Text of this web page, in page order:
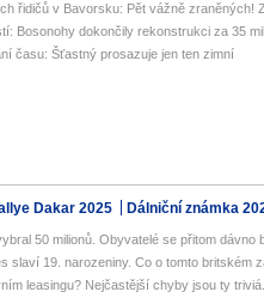
řidičů v Bavorsku: Pět vážně zraněných!
Bosonohy dokončily rekonstrukci za 35
času: Šťastný prosazuje jen ten zimní
Dakar 2025 Dálniční známka
50 milionů. Obyvatelé se přitom dávno
slaví 19. narozeniny. Co o tomto britském
leasingu? Nejčastější chyby jsou ty